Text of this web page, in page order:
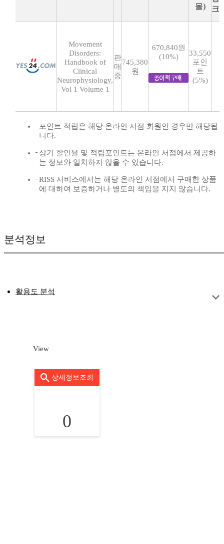
크
몰)
Movement
Disorders:
Handbook of
Clinical
Neurophysiology,
Vol 1 Volume 1
판
매
중
745,380
원
670,840원
(10%)
33,550
포인
트
(5%)
포인트 적립은 해당 온라인 서점 회원인 경우만 해당됩
니다.
상기 할인율 및 적립포인트는 온라인 서점에서 제공하
는 정보와 일치하지 않을 수 있습니다.
RISS 서비스에서는 해당 온라인 서점에서 구매한 상품
에 대하여 보증하거나 별도의 책임을 지지 않습니다.
분석정보
활용도 분석
View
상세정보조회
0